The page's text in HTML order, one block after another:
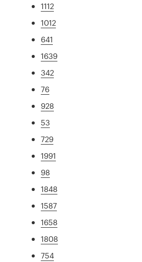
1112
1012
641
1639
342
76
928
53
729
1991
98
1848
1587
1658
1808
754